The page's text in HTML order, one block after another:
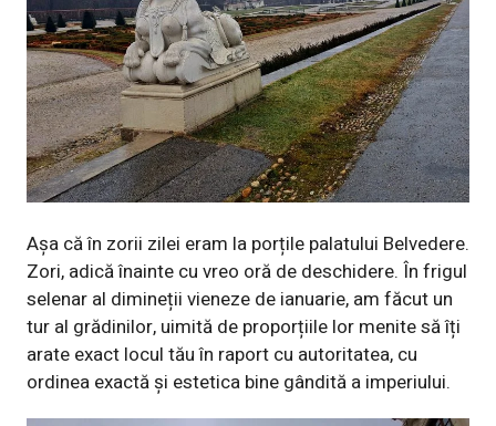
Așa că în zorii zilei eram la porțile palatului Belvedere.
Zori, adică înainte cu vreo oră de deschidere. În frigul
selenar al dimineții vieneze de ianuarie, am făcut un
tur al grădinilor, uimită de proporțiile lor menite să îți
arate exact locul tău în raport cu autoritatea, cu
ordinea exactă și estetica bine gândită a imperiului.